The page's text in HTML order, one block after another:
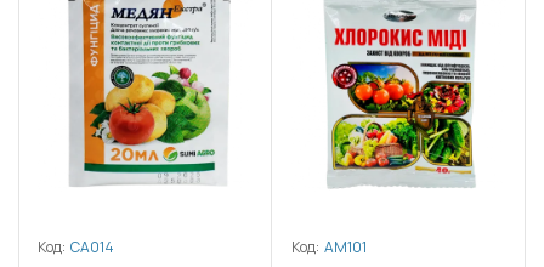
Код: СА014 Код: АМ101